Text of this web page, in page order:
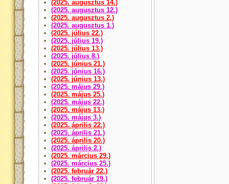
(2025. augusztus 14.)
(2025. augusztus 12.)
(2025. augusztus 2.)
(2025. augusztus 1.)
(2025. július 22.)
(2025. július 19.)
(2025. július 13.)
(2025. július 8.)
(2025. június 21.)
(2025. június 16.)
(2025. június 13.)
(2025. május 29.)
(2025. május 25.)
(2025. május 22.)
(2025. május 13.)
(2025. május 3.)
(2025. április 22.)
(2025. április 21.)
(2025. április 20.)
(2025. április 2.)
(2025. március 29.)
(2025. március 25.)
(2025. február 22.)
(2025. február 19.)